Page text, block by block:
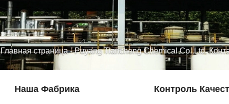
Главная страница-Puyang Tiancheng Chemical Co.,Ltd.
Наша Фабрика Контроль